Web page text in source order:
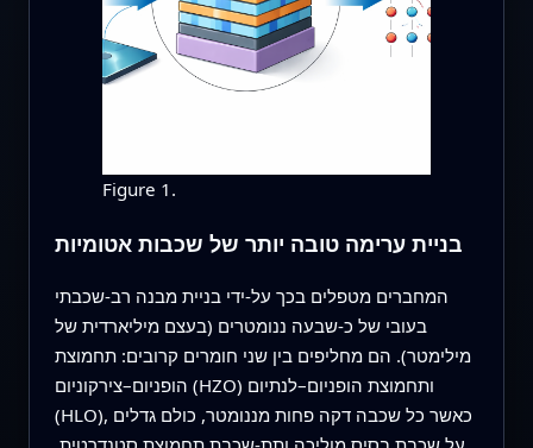
Figure 1.
בניית ערימה טובה יותר של שכבות אטומיות
המחברים מטפלים בכך על‑ידי בניית מבנה רב‑שכבתי
בעובי של כ‑שבעה ננומטרים (בעצם מיליארדית של
מילימטר). הם מחליפים בין שני חומרים קרובים: תחמוצת
הופניום–צירקוניום (HZO) ותחמוצת הופניום–לנתיום
(HLO), כאשר כל שכבה דקה פחות מננומטר, כולם גדלים